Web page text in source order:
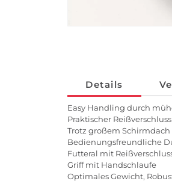
Details
Easy Handling durch
Praktischer
Trotz großem
Bedienungsfreundliche
Futteral mit
Griff mit Handschlaufe
Optimales Gewicht,